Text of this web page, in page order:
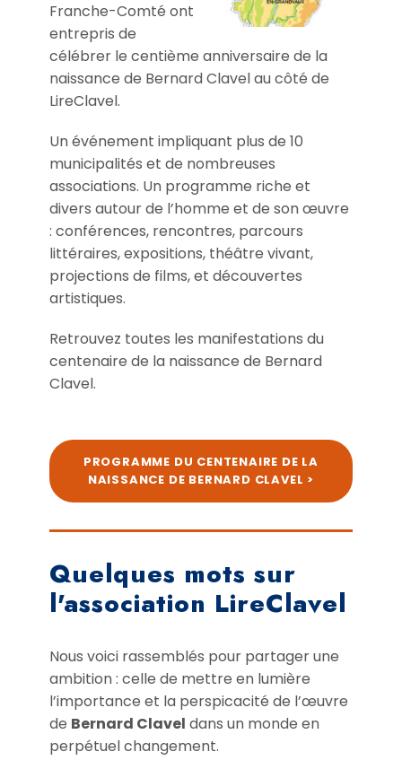
Franche-Comté ont
entrepris de
célébrer le centième anniversaire de la
naissance de Bernard Clavel au côté de
LireClavel.
Un événement impliquant plus de 10
municipalités et de nombreuses
associations. Un programme riche et
divers autour de l’homme et de son œuvre
: conférences, rencontres, parcours
littéraires, expositions, théâtre vivant,
projections de films, et découvertes
artistiques.
Retrouvez toutes les manifestations du
centenaire de la naissance de Bernard
Clavel.
PROGRAMME DU CENTENAIRE DE LA
NAISSANCE DE BERNARD CLAVEL >
Quelques mots sur
l'association LireClavel
Nous voici rassemblés pour partager une
ambition : celle de mettre en lumière
l’importance et la perspicacité de l’œuvre
de Bernard Clavel dans un monde en
perpétuel changement.